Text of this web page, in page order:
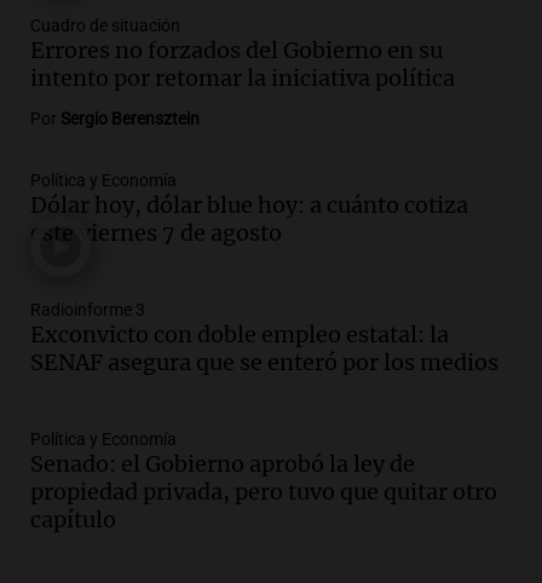
iglesia en Villa Madero, un policía hirió
a un ladrón
Panorama Federal
Episodios
Audio.Bariloche enfrenta nevadas y
alerta amarilla
Panorama Federal
Episodios
Córdoba: sol, pero con mínimas bajo
cero
Radioinforme 3
Panamericana: seis vehículos
involucrados y cinco heridos
Panorama Federal
Episodios
Cuadro de situación
Errores no forzados del Gobierno en su
intento por retomar la iniciativa política
Por Sergio Berensztein
Política y Economía
Dólar hoy, dólar blue hoy: a cuánto cotiza
este viernes 7 de agosto
Radioinforme 3
Exconvicto con doble empleo estatal: la
SENAF asegura que se enteró por los medios
Política y Economía
Senado: el Gobierno aprobó la ley de
propiedad privada, pero tuvo que quitar otro
capítulo